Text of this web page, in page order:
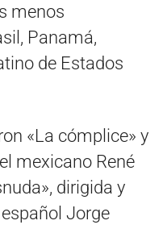
menos
Panamá,
de Estados
«La cómplice» y
mexicano René
dirigida y
Jorge